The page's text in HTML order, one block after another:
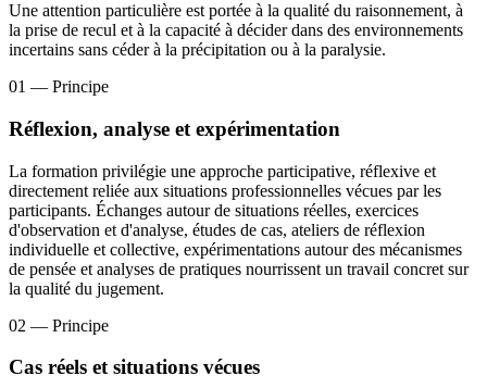
Une attention particulière est portée à la qualité du raisonnement, à
la prise de recul et à la capacité à décider dans des environnements
incertains sans céder à la précipitation ou à la paralysie.
01 — Principe
Réflexion, analyse et expérimentation
La formation privilégie une approche participative, réflexive et
directement reliée aux situations professionnelles vécues par les
participants. Échanges autour de situations réelles, exercices
d'observation et d'analyse, études de cas, ateliers de réflexion
individuelle et collective, expérimentations autour des mécanismes
de pensée et analyses de pratiques nourrissent un travail concret sur
la qualité du jugement.
02 — Principe
Cas réels et situations vécues